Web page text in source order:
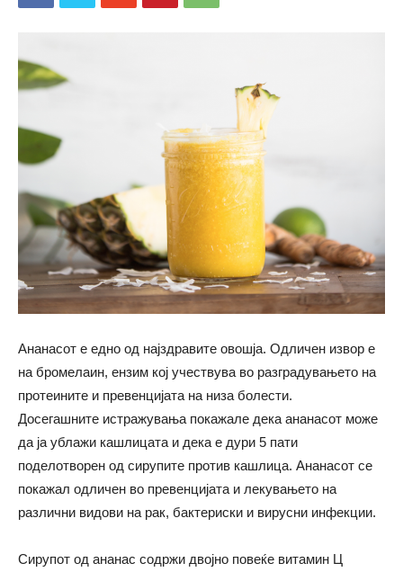
Ананасот е едно од најздравите овошја. Одличен извор е
на бромелаин, ензим кој учествува во разградувањето на
протеините и превенцијата на низа болести.
Досегашните истражувања покажале дека ананасот може
да ја ублажи кашлицата и дека е дури 5 пати
поделотворен од сирупите против кашлица. Ананасот се
покажал одличен во превенцијата и лекувањето на
различни видови на рак, бактериски и вирусни инфекции.
Сирупот од ананас содржи двојно повеќе витамин Ц